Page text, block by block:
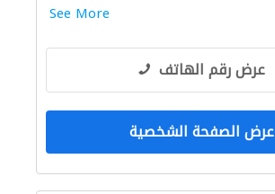
See More
عرض رقم الهاتف
عرض الصفحة الشخصية